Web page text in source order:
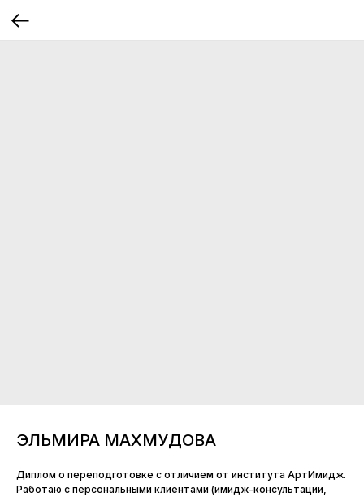
ЭЛЬМИРА МАХМУДОВА
Диплом о переподготовке с отличием от института АртИмидж.
Работаю с персональными клиентами (имидж-консультации,